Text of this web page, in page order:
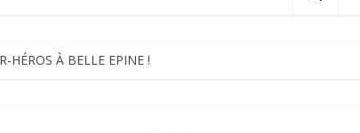
HÉROS À BELLE EPINE !